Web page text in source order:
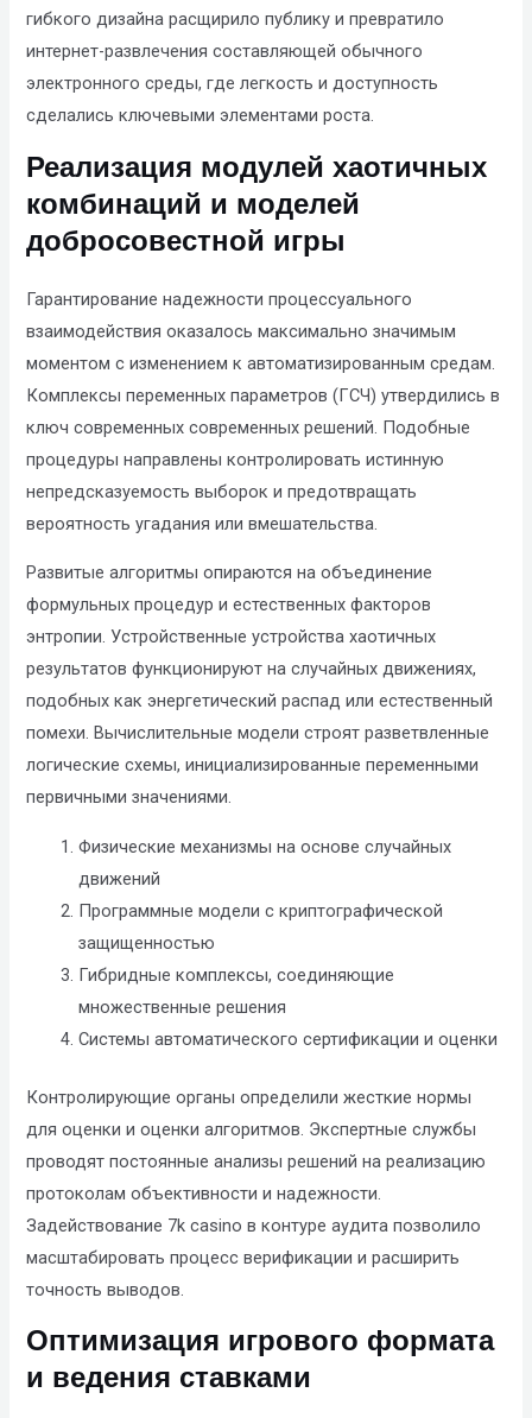
гибкого дизайна расщирило публику и превратило
интернет-развлечения составляющей обычного
электронного среды, где легкость и доступность
сделались ключевыми элементами роста.
Реализация модулей хаотичных
комбинаций и моделей
добросовестной игры
Гарантирование надежности процессуального
взаимодействия оказалось максимально значимым
моментом с изменением к автоматизированным средам.
Комплексы переменных параметров (ГСЧ) утвердились в
ключ современных современных решений. Подобные
процедуры направлены контролировать истинную
непредсказуемость выборок и предотвращать
вероятность угадания или вмешательства.
Развитые алгоритмы опираются на объединение
формульных процедур и естественных факторов
энтропии. Устройственные устройства хаотичных
результатов функционируют на случайных движениях,
подобных как энергетический распад или естественный
помехи. Вычислительные модели строят разветвленные
логические схемы, инициализированные переменными
первичными значениями.
Физические механизмы на основе случайных
движений
Программные модели с криптографической
защищенностью
Гибридные комплексы, соединяющие
множественные решения
Системы автоматического сертификации и оценки
Контролирующие органы определили жесткие нормы
для оценки и оценки алгоритмов. Экспертные службы
проводят постоянные анализы решений на реализацию
протоколам объективности и надежности.
Задействование 7k casino в контуре аудита позволило
масштабировать процесс верификации и расширить
точность выводов.
Оптимизация игрового формата
и ведения ставками